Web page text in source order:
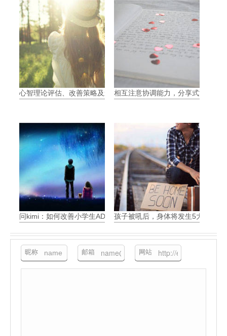
心智理论评估、改善策略及影响相互注意协调能力，分享式注意力
问kimi：如何改善小学生ADHD带来的问题孩子被吼后，身体将发生5大可怕
昵称 邮箱 网站